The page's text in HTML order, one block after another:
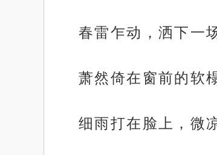
春雷乍动，洒下一
萧然倚在窗前的软
细雨打在脸上，微